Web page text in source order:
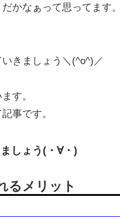
かなぁって思ってます。
きましょう＼(^o^)／
す。
事です。
しょう(・∀・)
るメリット